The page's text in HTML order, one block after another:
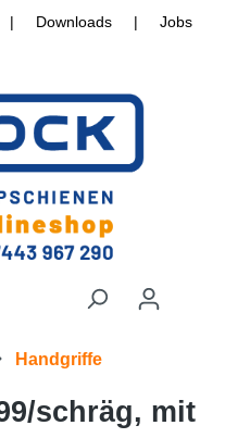
| Downloads | Jobs
Handgriffe
schräg, mit